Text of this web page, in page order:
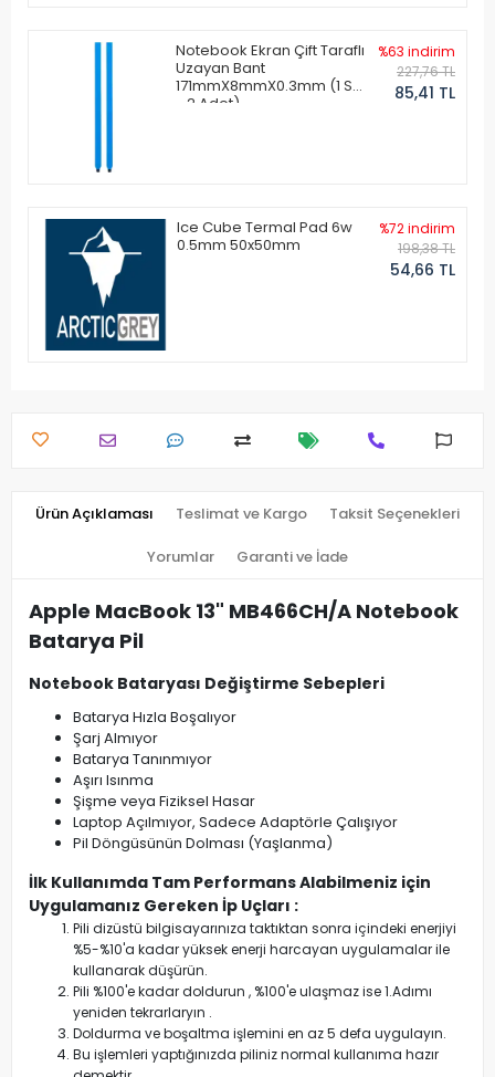
Notebook Ekran Çift Taraflı
Uzayan Bant
171mmX8mmX0.3mm (1 Set
- 2 Adet)
%63 indirim
227,76 TL
85,41 TL
Ice Cube Termal Pad 6w
0.5mm 50x50mm
%72 indirim
198,38 TL
54,66 TL
Ürün Açıklaması Teslimat ve Kargo Taksit Seçenekleri
Yorumlar Garanti ve İade
Apple MacBook 13" MB466CH/A Notebook
Batarya Pil
Notebook Bataryası Değiştirme Sebepleri
Batarya Hızla Boşalıyor
Şarj Almıyor
Batarya Tanınmıyor
Aşırı Isınma
Şişme veya Fiziksel Hasar
Laptop Açılmıyor, Sadece Adaptörle Çalışıyor
Pil Döngüsünün Dolması (Yaşlanma)
İlk Kullanımda Tam Performans Alabilmeniz için
Uygulamanız Gereken İp Uçları :
Pili dizüstü bilgisayarınıza taktıktan sonra içindeki enerjiyi
%5-%10'a kadar yüksek enerji harcayan uygulamalar ile
kullanarak düşürün.
Pili %100'e kadar doldurun , %100'e ulaşmaz ise 1.Adımı
yeniden tekrarlaryın .
Doldurma ve boşaltma işlemini en az 5 defa uygulayın.
Bu işlemleri yaptığınızda piliniz normal kullanıma hazır